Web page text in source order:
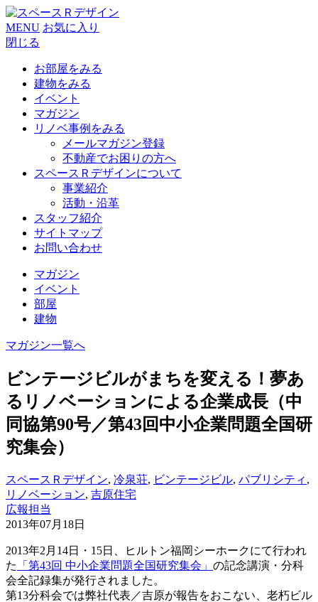
MENU お気に入り
閉じる
お部屋をみる
建物をみる
イベント
マガジン
リノベ事例をみる
メールマガジン登録
不動産でお困りの方へ
スペースＲデザインについて
事業紹介
活動・沿革
スタッフ紹介
サイトマップ
お問い合わせ
マガジン
イベント
部屋
建物
マガジン一覧へ
ビンテージビルがまちを変える！夢あ
るリノベーションによる企業成長（中
同協第90号／第43回中小企業問題全国研
究集会）
スペースＲデザイン, 冷泉荘, ビンテージビル, パブリシティ ,
リノベーション, 吉原住宅
広報担当
2013年07月18日
2013年2月14日・15日、ヒルトン福岡シーホークにて行われ
た
「第43回 中小企業問題全国研究集会」 の記念講演・分科
会全記録集が発行されました。
第13分科会では弊社代表／吉原が報告をおこない、老朽ビル